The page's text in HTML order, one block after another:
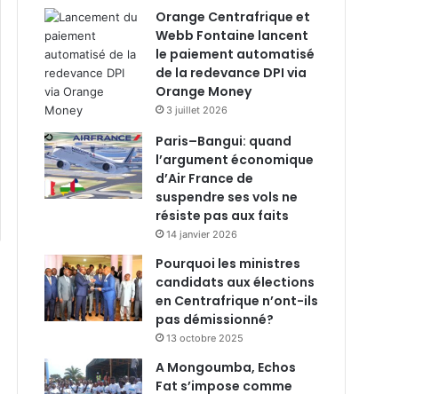
Orange Centrafrique et
Webb Fontaine lancent
le paiement automatisé
de la redevance DPI via
Orange Money
3 juillet 2026
Paris–Bangui: quand
l’argument économique
d’Air France de
suspendre ses vols ne
résiste pas aux faits
14 janvier 2026
Pourquoi les ministres
candidats aux élections
en Centrafrique n’ont-ils
pas démissionné?
13 octobre 2025
A Mongoumba, Echos
Fat s’impose comme